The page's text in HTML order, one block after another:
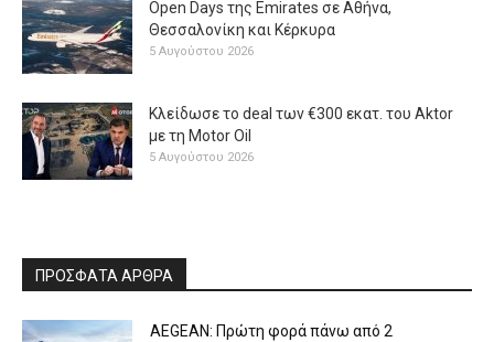
Open Days της Emirates σε Αθήνα,
Θεσσαλονίκη και Κέρκυρα
5 Αυγούστου 2026
Κλείδωσε το deal των €300 εκατ. του Aktor
με τη Μotor Oil
5 Αυγούστου 2026
ΠΡΟΣΦΑΤΑ ΑΡΘΡΑ
AEGEAN: Πρώτη φορά πάνω από 2